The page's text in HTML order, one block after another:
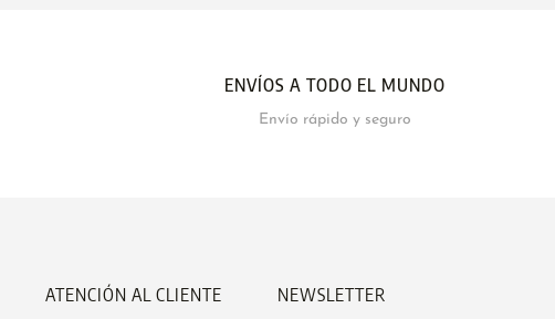
ENVÍOS A TODO EL MUNDO
Envío rápido y seguro
ATENCIÓN AL CLIENTE NEWSLETTER